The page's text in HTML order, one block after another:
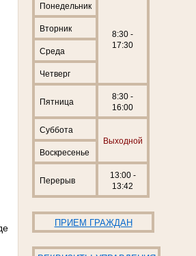
Понедельник
8:30 -
17:30
Вторник
Среда
Четверг
Пятница
8:30 -
16:00
Суббота
Выходной
Воскресенье
Перерыв
13:00 -
13:42
ПРИЕМ ГРАЖДАН